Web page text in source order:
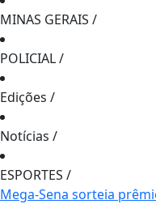
MINAS GERAIS /
POLICIAL/
Edições /
Notícias /
ESPORTES /
Mega-Sena sorteia